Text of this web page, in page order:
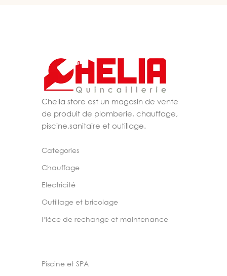
Chelia store est un magasin de vente
de produit de plomberie, chauffage,
piscine,sanitaire et outillage.
Categories
Chauffage
Electricité
Outillage et bricolage
Pièce de rechange et maintenance
Piscine et SPA